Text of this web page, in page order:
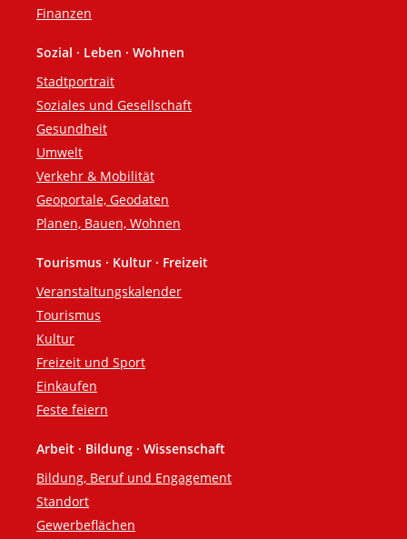
Finanzen
Sozial · Leben · Wohnen
Stadtportrait
Soziales und Gesellschaft
Gesundheit
Umwelt
Verkehr & Mobilität
Geoportale, Geodaten
Planen, Bauen, Wohnen
Tourismus · Kultur · Freizeit
Veranstaltungskalender
Tourismus
Kultur
Freizeit und Sport
Einkaufen
Feste feiern
Arbeit · Bildung · Wissenschaft
Bildung, Beruf und Engagement
Standort
Gewerbeflächen